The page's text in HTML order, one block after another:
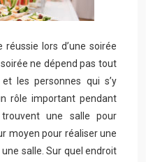
lors d’une soirée
soirée ne dépend pas tout
les personnes qui s’y
rôle important pendant
une salle pour
moyen pour réaliser une
salle. Sur quel endroit